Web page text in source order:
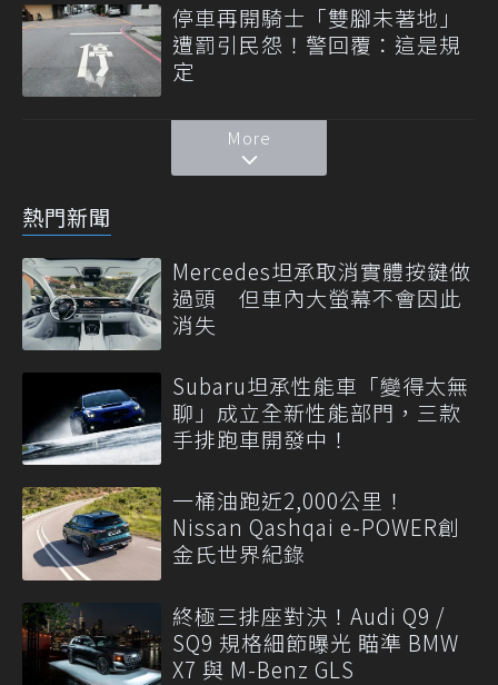
停車再開騎士「雙腳未著地」
遭罰引民怨！警回覆：這是規
定
More
熱門新聞
Mercedes坦承取消實體按鍵做
過頭 但車內大螢幕不會因此
消失
Subaru坦承性能車「變得太無
聊」成立全新性能部門，三款
手排跑車開發中！
一桶油跑近2,000公里！
Nissan Qashqai e-POWER創
金氏世界紀錄
終極三排座對決！Audi Q9 /
SQ9 規格細節曝光 瞄準 BMW
X7 與 M-Benz GLS